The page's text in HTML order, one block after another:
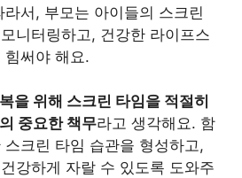
서, 부모는 아이들의 스크린
니터링하고, 건강한 라이프스
힘써야 해요.
을 위해 스크린 타임을 적절히
중요한 책무라고 생각해요. 함
크린 타임 습관을 형성하고,
강하게 자랄 수 있도록 도와주